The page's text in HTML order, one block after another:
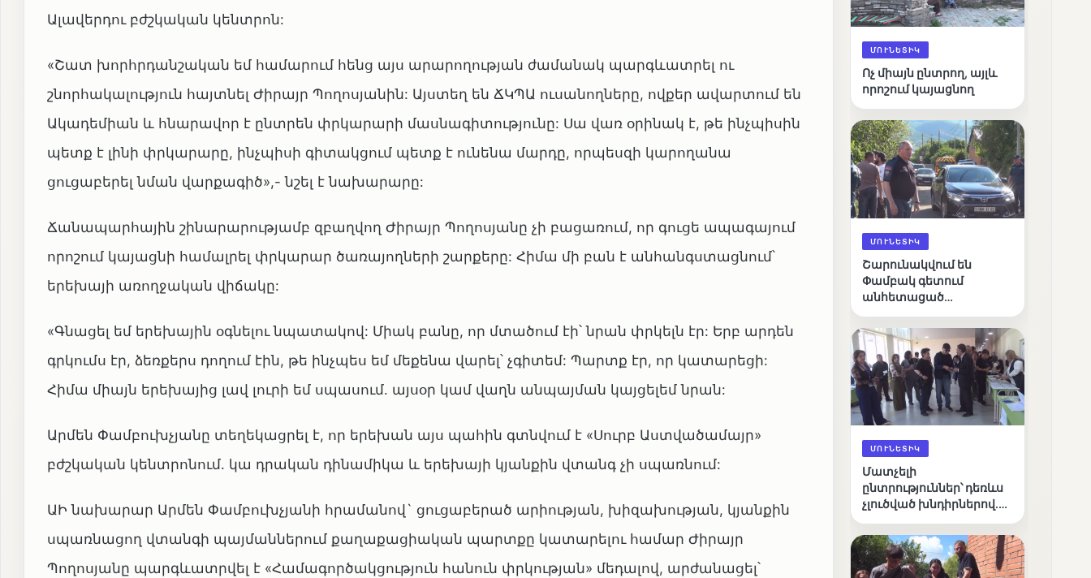
Ալավերդու բժշկական կենտրոն:
«Շատ խորհրդանշական եմ համարում հենց այս արարողության ժամանակ պարգևատրել ու
շնորհակալություն հայտնել Ժիրայր Պողոսյանին: Այստեղ են ՃԿՊԱ ուսանողները, ովքեր ավարտում են
Ակադեմիան և հնարավոր է ընտրեն փրկարարի մասնագիտությունը: Սա վառ օրինակ է, թե ինչպիսին
պետք է լինի փրկարարը, ինչպիսի գիտակցում պետք է ունենա մարդը, որպեսզի կարողանա
ցուցաբերել նման վարքագիծ»,- նշել է նախարարը:
Ճանապարհային շինարարությամբ զբաղվող Ժիրայր Պողոսյանը չի բացառում, որ գուցե ապագայում
որոշում կայացնի համալրել փրկարար ծառայողների շարքերը: Հիմա մի բան է անհանգստացնում՝
երեխայի առողջական վիճակը:
«Գնացել եմ երեխային օգնելու նպատակով: Միակ բանը, որ մտածում էի՝ նրան փրկելն էր: Երբ արդեն
գրկումս էր, ձեռքերս դողում էին, թե ինչպես եմ մեքենա վարել՝ չգիտեմ: Պարտք էր, որ կատարեցի:
Հիմա միայն երեխայից լավ լուրի եմ սպասում. այսօր կամ վաղն անպայման կայցելեմ նրան:
Արմեն Փամբուխչյանը տեղեկացրել է, որ երեխան այս պահին գտնվում է «Սուրբ Աստվածամայր»
բժշկական կենտրոնում. կա դրական դինամիկա և երեխայի կյանքին վտանգ չի սպառնում:
ԱԻ նախարար Արմեն Փամբուխչյանի հրամանով` ցուցաբերած արիության, խիզախության, կյանքին
սպառնացող վտանգի պայմաններում քաղաքացիական պարտքը կատարելու համար Ժիրայր
Պողոսյանը պարգևատրվել է «Համագործակցություն հանուն փրկության» մեդալով, արժանացել՝
ՄՈՒՆԵՏԻԿ
Ոչ միայն ընտրող, այլև
որոշում կայացնող
ՄՈՒՆԵՏԻԿ
Շարունակվում են
Փամբակ գետում
անհետացած
որոնողական
աշխատանքները
ՄՈՒՆԵՏԻԿ
Մատչելի
ընտրություններ՝ դեռևս
չլուծված խնդիրներով.
դիտորդական
առաքելության
արդյունքները